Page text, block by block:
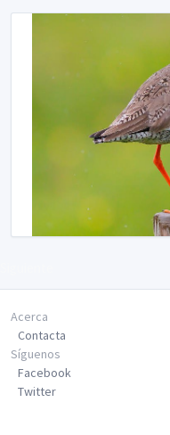
Acerca
Contacta
Síguenos
Facebook
Twitter